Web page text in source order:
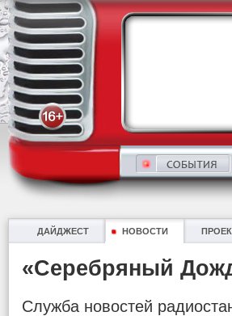
ДАЙДЖЕСТ НОВОСТИ
«Серебряный
Служба новостей